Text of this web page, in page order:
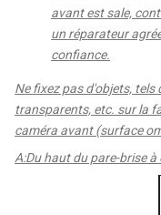
avant est sale,
un réparateur
confiance.
Ne fixez pas d'objets,
transparents, etc. sur la
caméra avant (surface
A:Du haut du pare-brise